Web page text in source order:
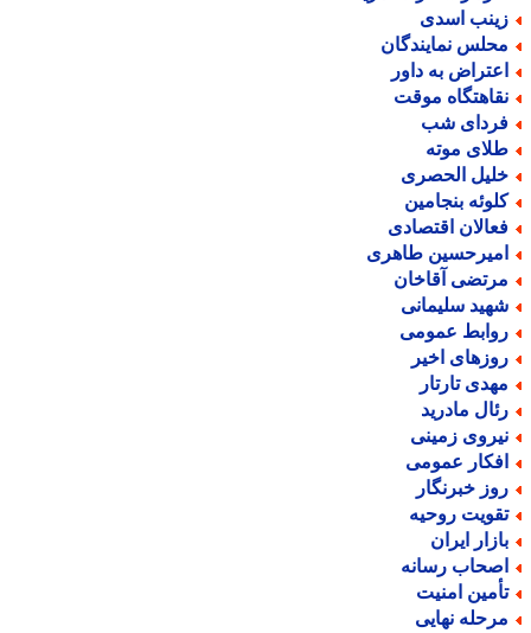
اسدی
نمایندگان
به داور
موقت
شب
موته
الحصری
بنجامین
اقتصادی
طاهری
آقاخان
سلیمانی
عمومی
اخیر
تارتار
مادرید
زمینی
عمومی
خبرنگار
روحیه
ایران
رسانه
امنیت
نهایی